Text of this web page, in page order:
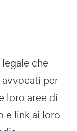
che
per
loro aree di
e link ai loro